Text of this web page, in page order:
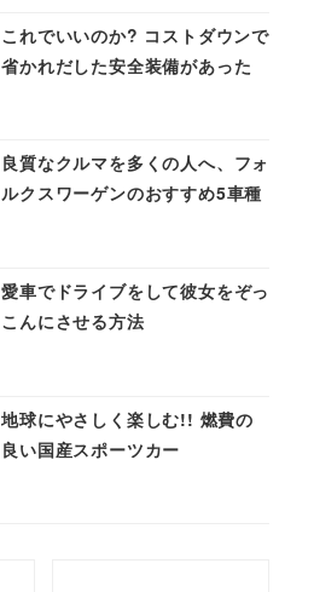
これでいいのか? コストダウンで
省かれだした安全装備があった
良質なクルマを多くの人へ、フォ
ルクスワーゲンのおすすめ5車種
愛車でドライブをして彼女をぞっ
こんにさせる方法
地球にやさしく楽しむ!! 燃費の
良い国産スポーツカー